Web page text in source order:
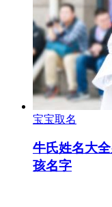
宝宝取名
牛氏姓名大
孩名字